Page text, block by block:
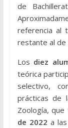
de
referencia al
restante al de
Los diez
teórica
selectivo,
prácticas de
Zoología,
de 2022a